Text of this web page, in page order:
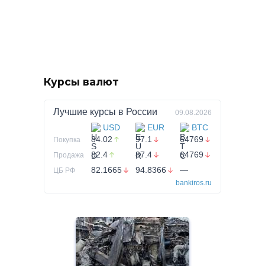
Курсы валют
Лучшие курсы в России 09.08.2026
USD EUR BTC
Покупка 84.02 97.1 64769
Продажа 82.4 87.4 64769
ЦБ РФ 82.1665 94.8366 —
bankiros.ru